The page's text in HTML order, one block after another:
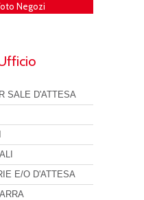
Negozi
SALE D'ATTESA
E/O D'ATTESA